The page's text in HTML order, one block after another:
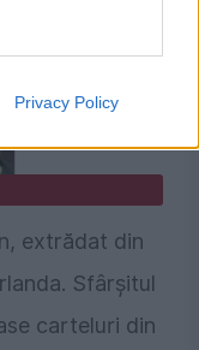
Privacy Policy
extrădat din
Sfârșitul
carteluri din